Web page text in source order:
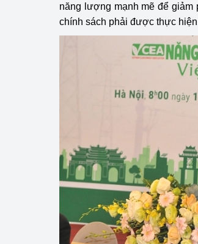
năng lượng mạnh mẽ để giảm
chính sách phải được thực